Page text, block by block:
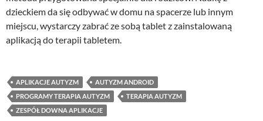
dzieckiem da się odbywać w domu na spacerze lub innym
miejscu, wystarczy zabrać ze sobą tablet z zainstalowaną
aplikacją do terapii tabletem.
APLIKACJE AUTYZM
AUTYZM ANDROID
PROGRAMY TERAPIA AUTYZM
TERAPIA AUTYZM
ZESPÓŁ DOWNA APLIKACJE